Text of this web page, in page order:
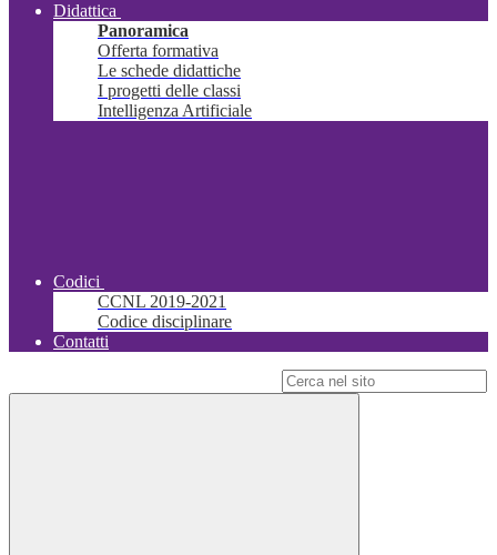
Didattica
Panoramica
Offerta formativa
Le schede didattiche
I progetti delle classi
Intelligenza Artificiale
Codici
CCNL 2019-2021
Codice disciplinare
Contatti